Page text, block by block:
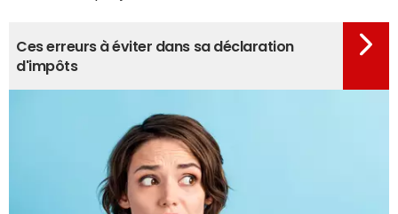
Ces erreurs à éviter dans sa déclaration
d'impôts